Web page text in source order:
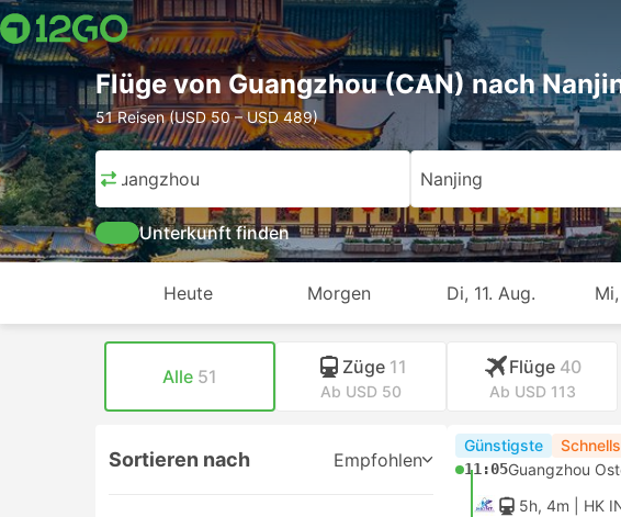
Flüge von Guangzhou (CAN) nach
51 Reisen (USD 50 – USD 489)
Guangzhou Nanjing
Unterkunft finden
Heute Morgen Di, 11. Aug.
Alle 51 Züge 11
Ab USD 50
Flüge 40
Ab USD 113
Sortieren nach Empfohlen
Günstigste
11:05Guangzhou
5h, 4m | HK